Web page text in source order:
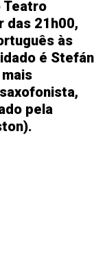
Teatro
das 21h00,
às
é Stefán
pela